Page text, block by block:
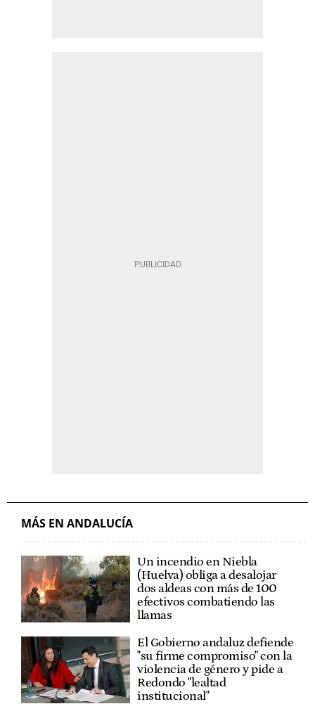
MÁS EN ANDALUCÍA
Un incendio en Niebla
(Huelva) obliga a desalojar
dos aldeas con más de 100
efectivos combatiendo las
llamas
El Gobierno andaluz defiende
"su firme compromiso" con la
violencia de género y pide a
Redondo "lealtad
institucional"